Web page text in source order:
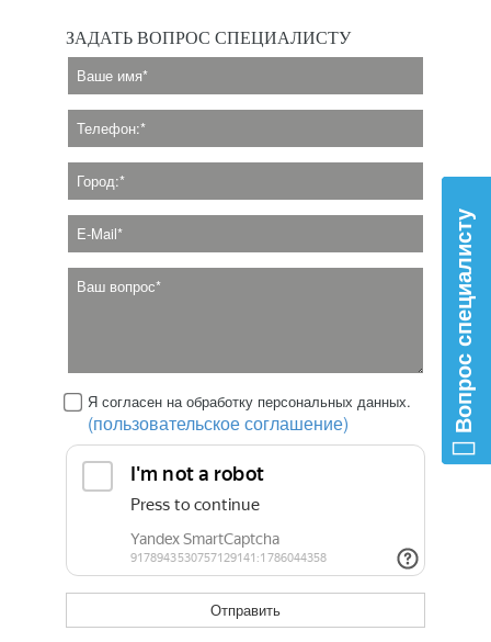
ЗАДАТЬ ВОПРОС СПЕЦИАЛИСТУ
Я согласен на обработку персональных данных.
(пользовательское соглашение) Вопрос специалисту